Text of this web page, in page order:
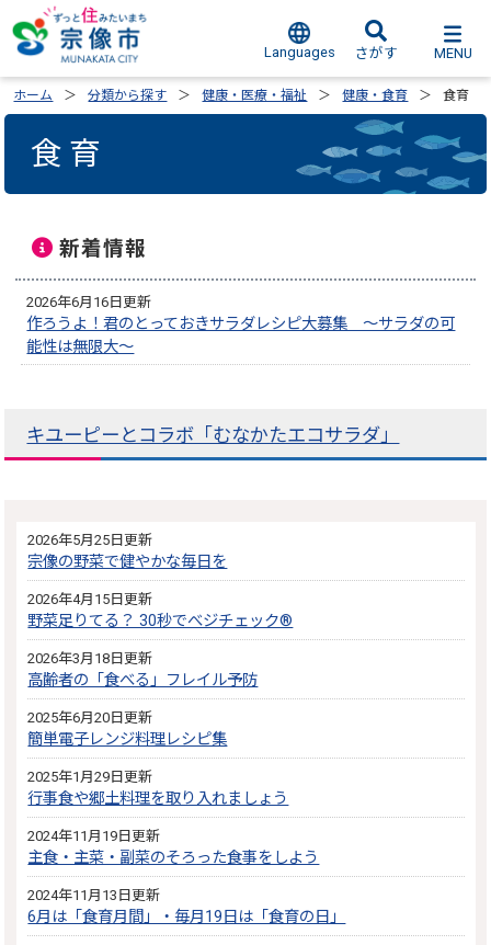
Languages さがす MENU
ホーム 分類から探す 健康・医療・福祉 健康・食育 食育
食育
新着情報
2026年6月16日更新
作ろうよ！君のとっておきサラダレシピ大募集 ～サラダの可
能性は無限大～
キユーピーとコラボ「むなかたエコサラダ」
2026年5月25日更新
宗像の野菜で健やかな毎日を
2026年4月15日更新
野菜足りてる？ 30秒でべジチェック®
2026年3月18日更新
高齢者の「食べる」フレイル予防
2025年6月20日更新
簡単電子レンジ料理レシピ集
2025年1月29日更新
行事食や郷土料理を取り入れましょう
2024年11月19日更新
主食・主菜・副菜のそろった食事をしよう
2024年11月13日更新
6月は「食育月間」・毎月19日は「食育の日」